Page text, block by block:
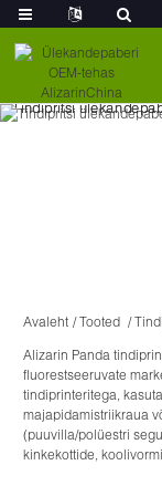
Avaleht Tooted
Alizarin Panda
fluorestseeruvate
tindiprinteritega,
majapidamistriikraua
(puuvilla/polüestri
kinkekottide,